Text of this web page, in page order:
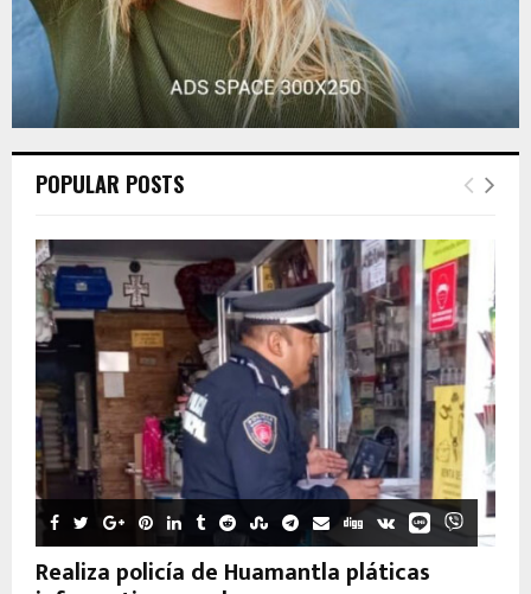
POPULAR POSTS
Realiza policía de Huamantla pláticas